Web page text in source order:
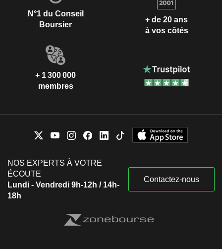
N°1 du Conseil
Boursier
+ de 20 ans
à vos côtés
+ 1 300 000
membres
NOS EXPERTS À VOTRE
ÉCOUTE
Lundi - Vendredi 9h-12h / 14h-
18h
Contactez-nous